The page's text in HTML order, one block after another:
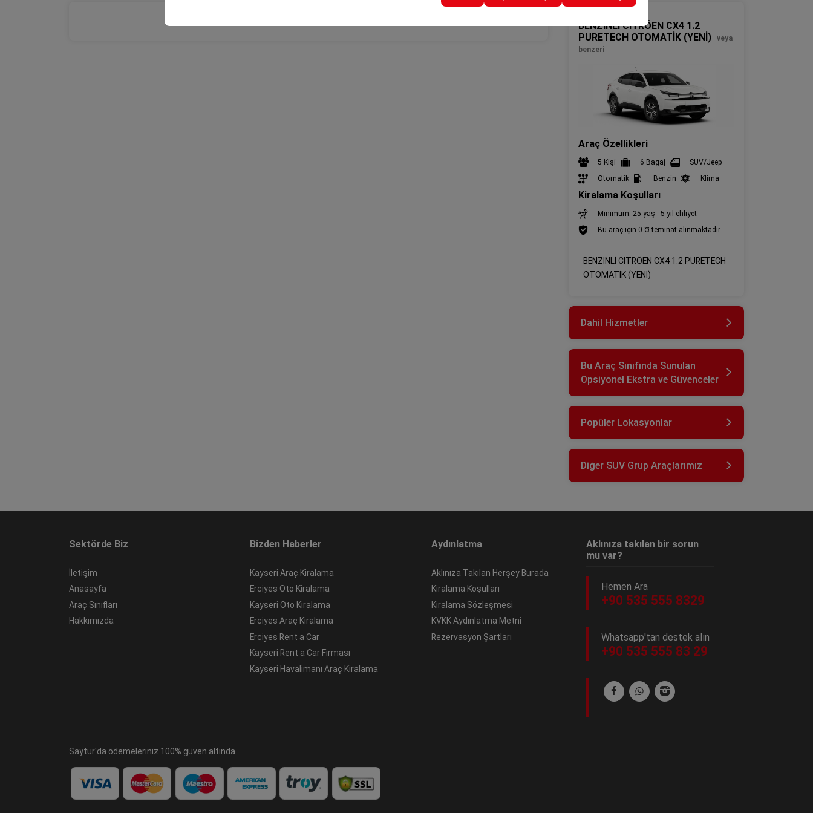
BENZİNLİ CITRÖEN CX4 1.2
PURETECH OTOMATİK (YENİ)
veya
benzeri
Araç Özellikleri
5 Kişi 6 Bagaj
SUV/Jeep
Otomatik
Benzin Klima
Kiralama Koşulları
Minimum: 25 yaş - 5 yıl ehliyet
Bu araç için 0 ¤ teminat alınmaktadır.
BENZİNLİ CITRÖEN CX4 1.2 PURETECH
OTOMATİK (YENİ)
Dahil Hizmetler
Bu Araç Sınıfında Sunulan
Opsiyonel Ekstra ve Güvenceler
Popüler Lokasyonlar
Diğer SUV Grup Araçlarımız
Sektörde Biz
İletişim
Anasayfa
Araç Sınıfları
Hakkımızda
Bizden Haberler
Kayseri Araç Kiralama
Erciyes Oto Kiralama
Kayseri Oto Kiralama
Erciyes Araç Kiralama
Erciyes Rent a Car
Kayseri Rent a Car Firması
Kayseri Havalimanı Araç Kiralama
Aydınlatma
Aklınıza Takılan Herşey Burada
Kiralama Koşulları
Kiralama Sözleşmesi
KVKK Aydınlatma Metni
Rezervasyon Şartları
Aklınıza takılan bir sorun
mu var?
Hemen Ara
+90 535 555 8329
Whatsapp'tan destek alın
+90 535 555 83 29
Saytur'da ödemeleriniz 100% güven altında